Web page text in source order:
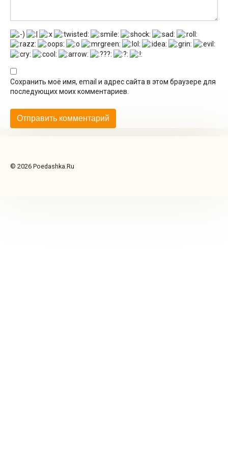
Сохранить моё имя, email и адрес сайта в этом браузере для
последующих моих комментариев.
© 2026 Poedashka.Ru